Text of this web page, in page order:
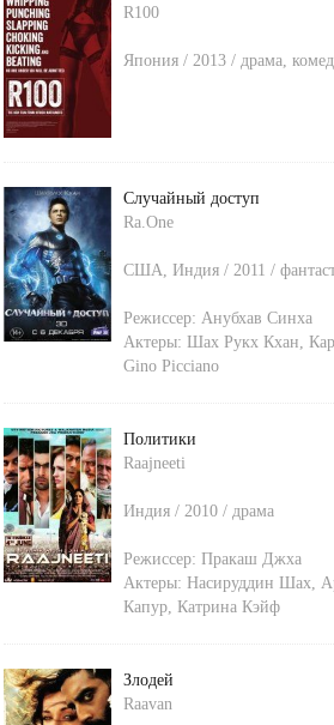
R100
Япония / 2013 / драма,
Случайный доступ
Ra.One
США, Индия / 2011 /
Режиссер: Анубхав Синха
Актеры: Шах Рукх Кхан
Gino Picciano
Политики
Raajneeti
Индия / 2010 / драма
Режиссер: Пракаш Джха
Актеры: Насируддин Шах
Капур, Катрина Кэйф
Злодей
Raavan